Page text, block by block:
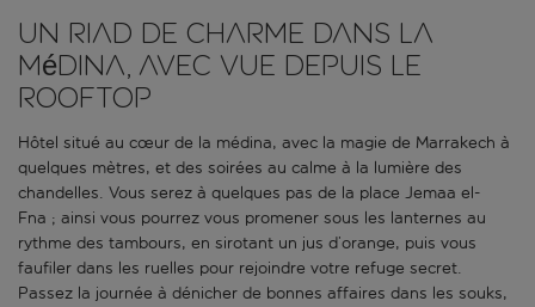
Un riad de charme dans la
médina, avec vue depuis le
rooftop
Hôtel situé au cœur de la médina, avec la magie de Marrakech à
quelques mètres, et des soirées au calme à la lumière des
chandelles. Vous serez à quelques pas de la place Jemaa el-
Fna ; ainsi vous pourrez vous promener sous les lanternes au
rythme des tambours, en sirotant un jus d’orange, puis vous
faufiler dans les ruelles pour rejoindre votre refuge secret.
Passez la journée à dénicher de bonnes affaires dans les souks,